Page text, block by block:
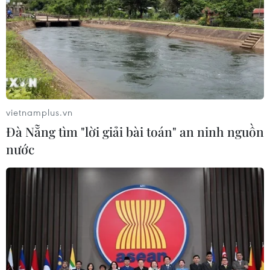
trăm người tiêu dùng Mỹ nhiễm
khuẩn Salmonella
07/08/2026 00:43
Bánh xèo tôm nhảy - món ăn phải
thử khi đến Quy Nhơn
07/08/2026 00:00
Chưa có bằng chứng truyền máu trẻ
giúp chống lão hóa
Xung đột Israel-Hamas: Ít nhất 300
vietnamplus.vn
Đà Nẵng tìm "lời giải bài toán" an ninh nguồn
nước